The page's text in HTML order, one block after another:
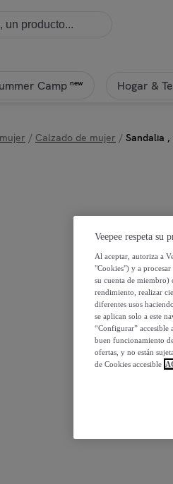
Camp new Hogar &
/ Calzado de mujer / Sandalia
Veepee respeta su
Al aceptar, autoriza a
"Cookies") y a
su cuenta de
rendimiento, realizar
diferentes usos
se aplican solo a este
“Configurar” accesible
buen funcionamiento
ofertas, y no están
de Cookies accesible